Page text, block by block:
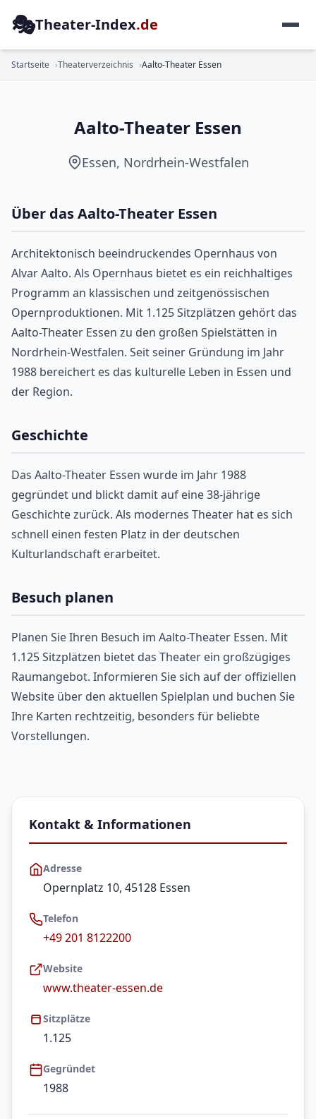
🎭Theater-Index.de
Startseite Theaterverzeichnis Aalto-Theater Essen
OPER
Aalto-Theater Essen
Essen, Nordrhein-Westfalen
Über das Aalto-Theater Essen
Architektonisch beeindruckendes Opernhaus von
Alvar Aalto. Als Opernhaus bietet es ein reichhaltiges
Programm an klassischen und zeitgenössischen
Opernproduktionen. Mit 1.125 Sitzplätzen gehört das
Aalto-Theater Essen zu den großen Spielstätten in
Nordrhein-Westfalen. Seit seiner Gründung im Jahr
1988 bereichert es das kulturelle Leben in Essen und
der Region.
Geschichte
Das Aalto-Theater Essen wurde im Jahr 1988
gegründet und blickt damit auf eine 38-jährige
Geschichte zurück. Als modernes Theater hat es sich
schnell einen festen Platz in der deutschen
Kulturlandschaft erarbeitet.
Besuch planen
Planen Sie Ihren Besuch im Aalto-Theater Essen. Mit
1.125 Sitzplätzen bietet das Theater ein großzügiges
Raumangebot. Informieren Sie sich auf der offiziellen
Website über den aktuellen Spielplan und buchen Sie
Ihre Karten rechtzeitig, besonders für beliebte
Vorstellungen.
Kontakt & Informationen
Adresse
Opernplatz 10, 45128 Essen
Telefon
+49 201 8122200
Website
www.theater-essen.de
Sitzplätze
1.125
Gegründet
1988